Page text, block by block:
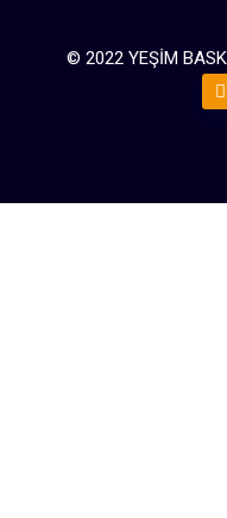
© 2022 YEŞİM